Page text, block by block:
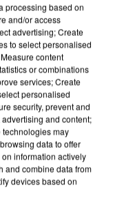
PAR UNE
processing based on
and/or access
advertising; Create
to select personalised
content
or combinations
services; Create
personalised
security, prevent and
and content;
technologies may
data to offer
information actively
and combine data from
devices based on